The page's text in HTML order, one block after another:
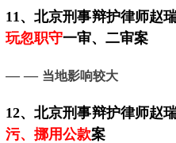
11、北京刑事辩护律师赵
玩忽职守一审、二审案
— — 当地影响较大
12、北京刑事辩护律师赵
污、挪用公款案